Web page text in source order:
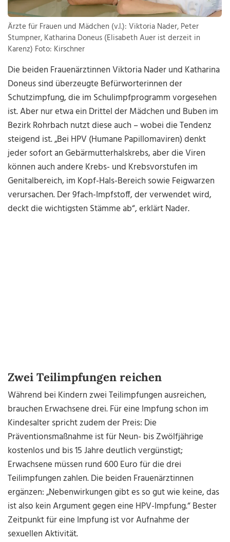
Ärzte für Frauen und Mädchen (v.l.): Viktoria Nader, Peter
Stumpner, Katharina Doneus (Elisabeth Auer ist derzeit in
Karenz) Foto: Kirschner
Die beiden Frauenärztinnen Viktoria Nader und Katharina
Doneus sind überzeugte Befürworterinnen der
Schutzimpfung, die im Schulimpfprogramm vorgesehen
ist. Aber nur etwa ein Drittel der Mädchen und Buben im
Bezirk Rohrbach nutzt diese auch – wobei die Tendenz
steigend ist. „Bei HPV (Humane Papillomaviren) denkt
jeder sofort an Gebärmutterhalskrebs, aber die Viren
können auch andere Krebs- und Krebsvorstufen im
Genitalbereich, im Kopf-Hals-Bereich sowie Feigwarzen
verursachen. Der 9fach-Impfstoff, der verwendet wird,
deckt die wichtigsten Stämme ab“, erklärt Nader.
Zwei Teilimpfungen reichen
Während bei Kindern zwei Teilimpfungen ausreichen,
brauchen Erwachsene drei. Für eine Impfung schon im
Kindesalter spricht zudem der Preis: Die
Präventionsmaßnahme ist für Neun- bis Zwölfjährige
kostenlos und bis 15 Jahre deutlich vergünstigt;
Erwachsene müssen rund 600 Euro für die drei
Teilimpfungen zahlen. Die beiden Frauenärztinnen
ergänzen: „Nebenwirkungen gibt es so gut wie keine, das
ist also kein Argument gegen eine HPV-Impfung.“ Bester
Zeitpunkt für eine Impfung ist vor Aufnahme der
sexuellen Aktivität.